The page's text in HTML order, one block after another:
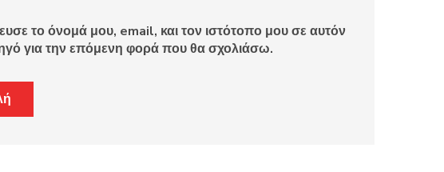
το όνομά μου, email, και τον ιστότοπο μου σε αυτόν
για την επόμενη φορά που θα σχολιάσω.